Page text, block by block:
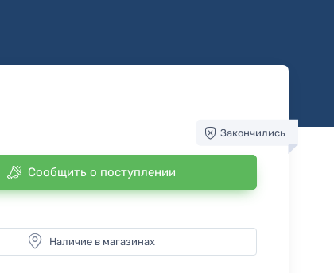
Закончились
Сообщить о поступлении
Наличие в магазинах